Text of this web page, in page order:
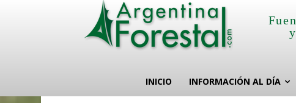
INICIO INFORMACIÓN AL DÍA